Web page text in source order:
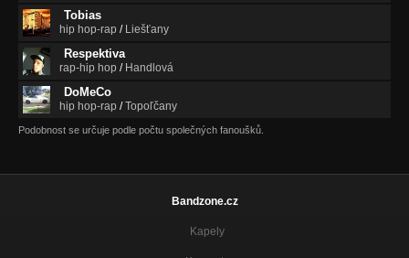
Tobias
hip hop-rap / Liešťany
Respektiva
rap-hip hop / Handlová
DoMeCo
hip hop-rap /Topoľčany
Podobnost se určuje podle počtu společných fanoušků.
Bandzone.cz
Kapely